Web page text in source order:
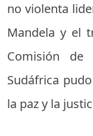
no violenta
Mandela y el
Comisión de
Sudáfrica
la paz y la